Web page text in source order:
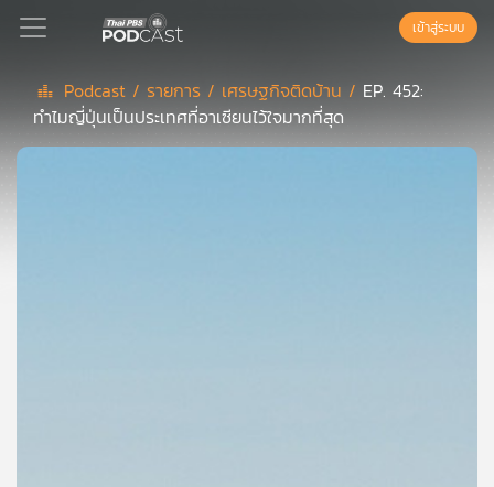
Podcast
เข้าสู่ระบบ
Podcast / รายการ / เศรษฐกิจติดบ้าน / EP. 452:
ทำไมญี่ปุ่นเป็นประเทศที่อาเซียนไว้ใจมากที่สุด